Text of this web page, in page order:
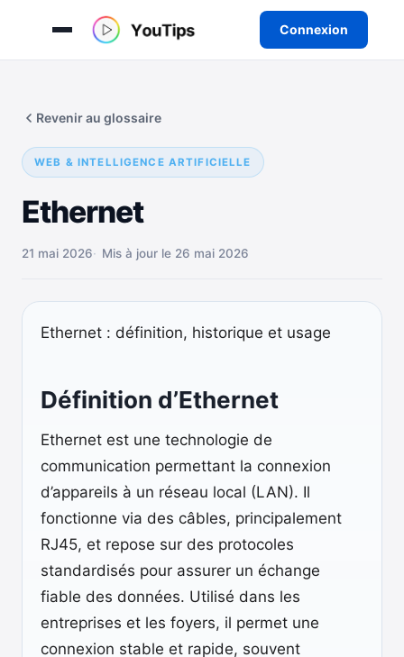
Connexion
contenu
WEB & INTELLIGENCE ARTIFICIELLE
Ethernet
Revenir au glossaire
21 mai 2026 Mis à jour le 26 mai 2026
Ethernet : définition, historique et usage
Définition d’Ethernet
Ethernet est une technologie de
communication permettant la connexion
d’appareils à un réseau local (LAN). Il
fonctionne via des câbles, principalement
RJ45, et repose sur des protocoles
standardisés pour assurer un échange
fiable des données. Utilisé dans les
entreprises et les foyers, il permet une
connexion stable et rapide, souvent